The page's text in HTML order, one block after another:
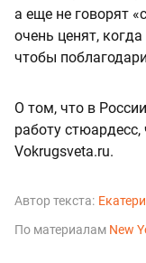
а еще не говорят
очень ценят,
чтобы
О том, что в
работу стюардесс,
Vokrugsveta.ru.
Автор текста:
По материалам New